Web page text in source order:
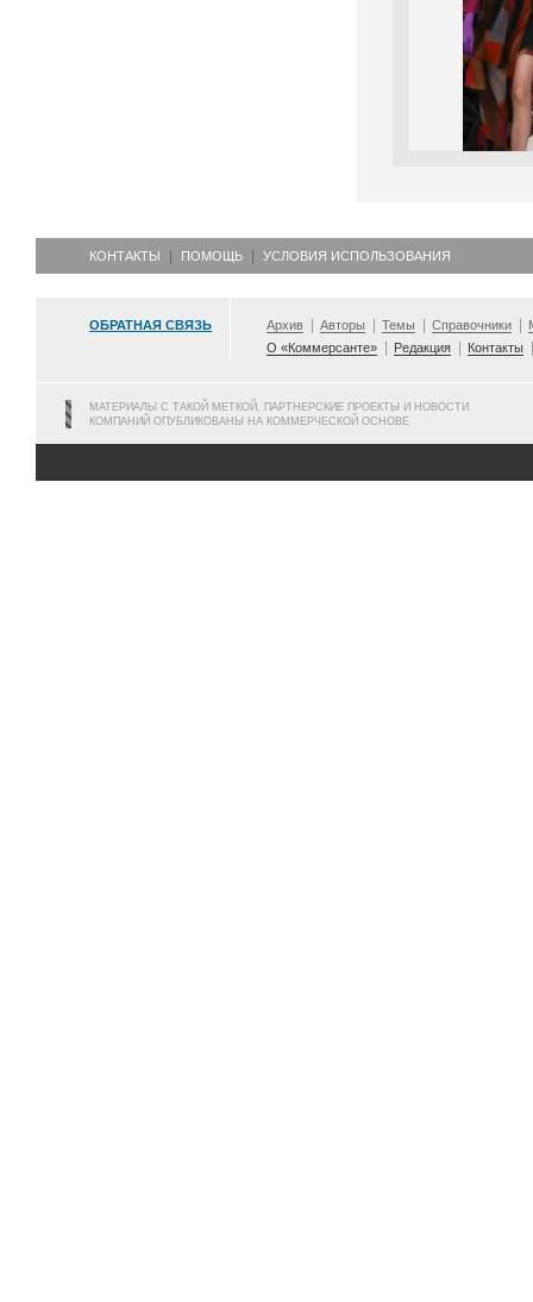
КОНТАКТЫ ПОМОЩЬ УСЛОВИЯ ИСПОЛЬЗОВАНИЯ
ОБРАТНАЯ СВЯЗЬ Архив Авторы Темы Справочники
О «Коммерсанте»
Редакция Контакты
МАТЕРИАЛЫ С ТАКОЙ МЕТКОЙ, ПАРТНЕРСКИЕ ПРОЕКТЫ И НОВОСТИ
КОМПАНИЙ ОПУБЛИКОВАНЫ НА КОММЕРЧЕСКОЙ ОСНОВЕ